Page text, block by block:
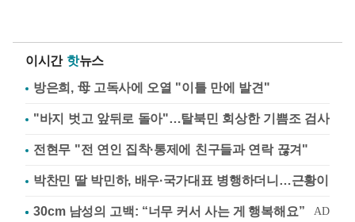
이시간 핫뉴스
방은희, 母 고독사에 오열 "이틀 만에 발견"
"바지 벗고 앞뒤로 돌아"…탈북민 회상한 기쁨조 검사
전현무 "전 연인 집착·통제에 친구들과 연락 끊겨"
박찬민 딸 박민하, 배우·국가대표 병행하더니…근황이